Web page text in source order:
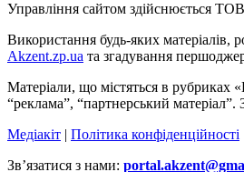
Управління сайтом здійснюється
Використання будь-яких матеріалів,
Akzent.zp.ua та згадування
Матеріали, що містяться в рубриках
“реклама”, “партнерський
Медіакіт | Політика конфіденційності
Зв’язатися з нами: